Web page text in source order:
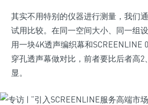
其实不用特别的仪器进行测量，我们
试用比较。在同一空间大小、同一组
用一块4K透声编织幕和SCREENLINE
穿孔透声幕做对比，前者要比后者高2
显。